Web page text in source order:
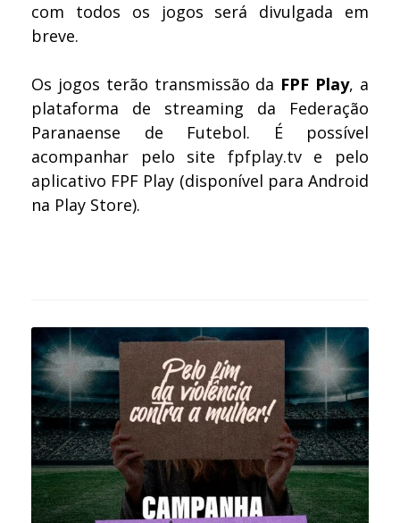
com todos os jogos será divulgada em
breve.
Os jogos terão transmissão da FPF Play, a
plataforma de streaming da Federação
Paranaense de Futebol. É possível
acompanhar pelo site fpfplay.tve pelo
aplicativo FPF Play (disponível para Android
na Play Store).